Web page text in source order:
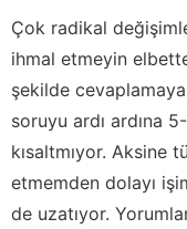
Çok radikal
ihmal etmeyin
şekilde cevaplamaya
soruyu ardı ardına
kısaltmıyor. Aksine
etmemden dolayı
de uzatıyor.